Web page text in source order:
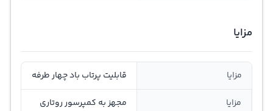
مزایا
مزایا قابلیت پرتاب باد چهار طرفه
مزایا مجهز به کمپرسور روتاری